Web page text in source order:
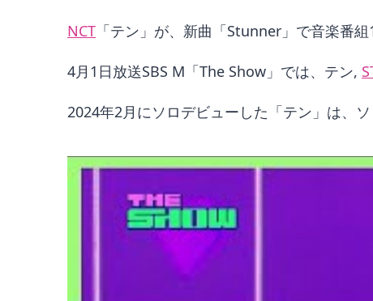
NCT 「テン」が、新曲「Stunner」で音楽番組
4月1日放送SBS M「The Show」では、テン,
2024年2月にソロデビューした「テン」は、